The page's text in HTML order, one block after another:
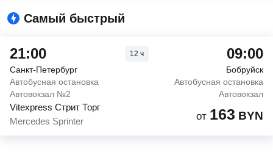
Самый быстрый
21:00 12 ч 09:00
Санкт-Петербург
Бобруйск
Автобусная остановка
Автовокзал №2
Автобусная остановка
Автовокзал
Vitexpress Стрит Торг
Mercedes Sprinter
от 163 BYN